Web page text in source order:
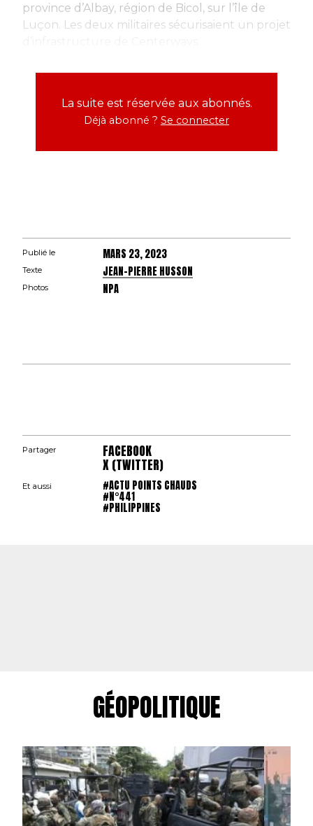
province d’Albay, région de Bicol, sur l’île de
Luçon. Les deux militaires sécurisaient un projet
La suite est réservée aux abonnés.
Déjà abonné ? Se connecter
Publié le MARS 23, 2023
Texte JEAN-PIERRE HUSSON
Photos NPA
Partager FACEBOOK
X (TWITTER)
Et aussi #ACTU POINTS CHAUDS
#N°441
#PHILIPPINES
GÉOPOLITIQUE